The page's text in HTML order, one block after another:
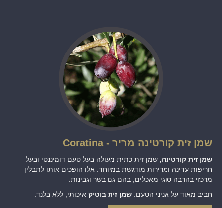
שמן זית קורטינה מריר - Coratina
שמן זית קורטינה, שמן זית כתית מעולה בעל טעם דומיננטי ובעל
חריפות עדינה ומרירות מודגשת במיוחד. אלו הופכים אותו לתבלין
מרכזי בהרבה סוגי מאכלים, בהם גם בשר וגבינות.
חביב מאוד על אניני הטעם. שמן זית בוטיק איכותי, ללא בלנד.